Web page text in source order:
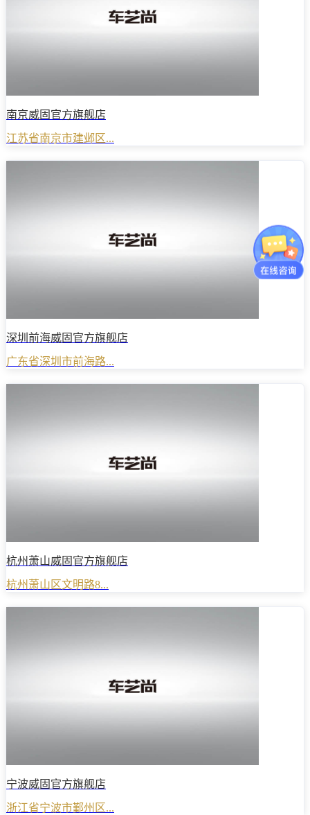
南京威固官方旗舰店
江苏省南京市建邺区...
深圳前海威固官方旗舰店
广东省深圳市前海路...
杭州萧山威固官方旗舰店
杭州萧山区文明路8...
宁波威固官方旗舰店
浙江省宁波市鄞州区...